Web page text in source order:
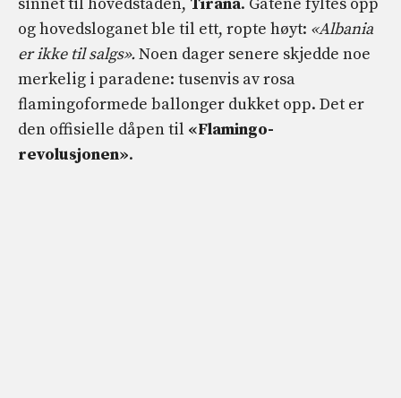
og hovedsloganet ble til ett, ropte høyt: «Albania
er ikke til salgs».Noen dager senere skjedde noe
merkelig i paradene: tusenvis av rosa
flamingoformede ballonger dukket opp. Det er
den offisielle dåpen til «Flamingo-
revolusjonen».